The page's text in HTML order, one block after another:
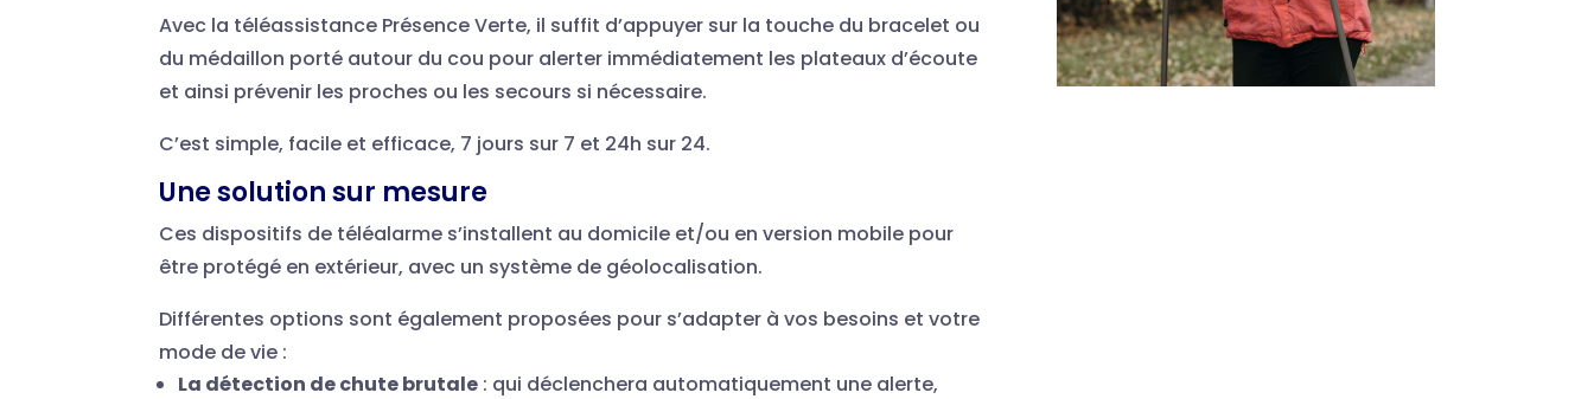
Avec la téléassistance Présence Verte, il suffit d’appuyer sur la touche du bracelet ou
du médaillon porté autour du cou pour alerter immédiatement les plateaux d’écoute
et ainsi prévenir les proches ou les secours si nécessaire.
C’est simple, facile et efficace, 7 jours sur 7 et 24h sur 24.
Une solution sur mesure
Ces dispositifs de téléalarme s’installent au domicile et/ou en version mobile pour
être protégé en extérieur, avec un système de géolocalisation.
Différentes options sont également proposées pour s’adapter à vos besoins et votre
mode de vie :
La détection de chute brutale : qui déclenchera automatiquement une alerte,